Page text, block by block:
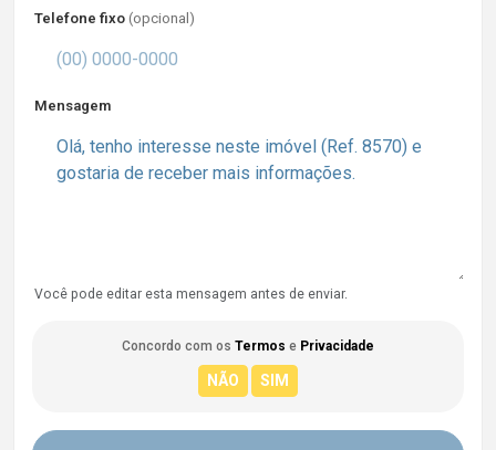
Telefone fixo (opcional)
Mensagem
Você pode editar esta mensagem antes de enviar.
Concordo com os Termos e Privacidade